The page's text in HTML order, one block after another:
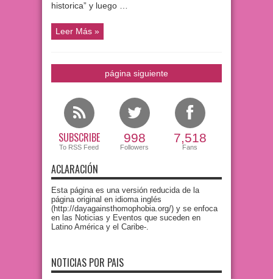
historica” y luego …
Leer Más »
página siguiente
SUBSCRIBE
To RSS Feed
998
Followers
7,518
Fans
ACLARACIÓN
Esta página es una versión reducida de la
página original en idioma inglés
(http://dayagainsthomophobia.org/) y se enfoca
en las Noticias y Eventos que suceden en
Latino América y el Caribe-.
NOTICIAS POR PAIS